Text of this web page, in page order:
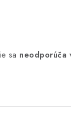
sa neodporúča